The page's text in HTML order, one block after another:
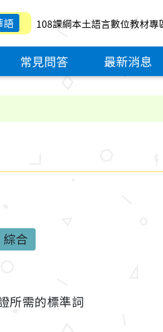
語 108課綱本土語言數位教材專
常見問答 最新消息
合
所需的標準詞